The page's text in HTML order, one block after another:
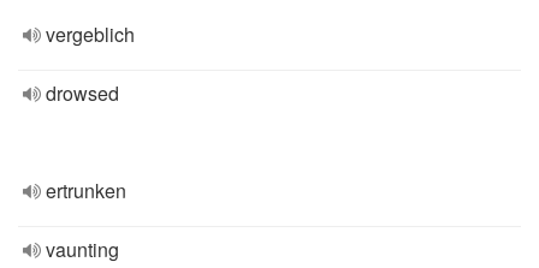
vergeblich
drowsed
ertrunken
vaunting